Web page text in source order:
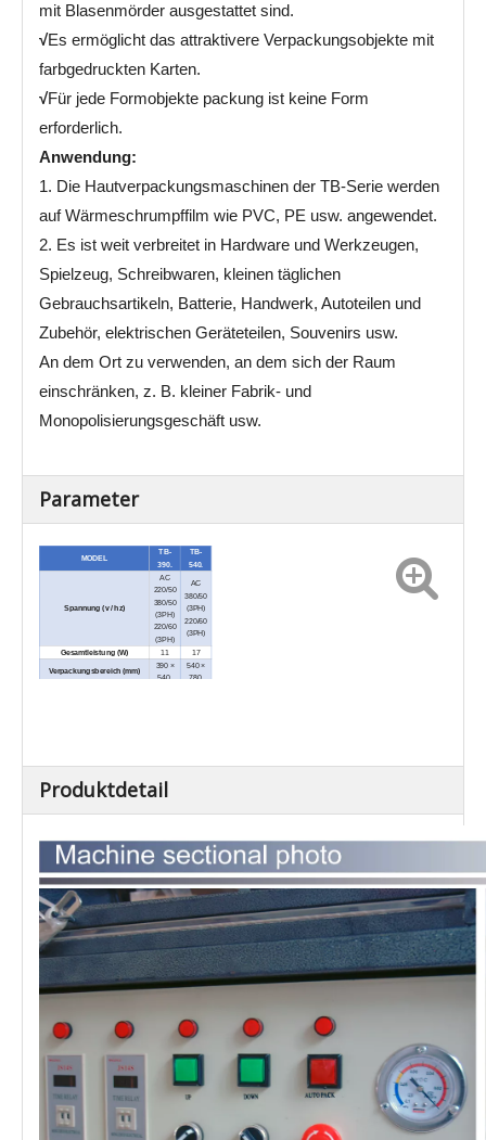
mit Blasenmörder ausgestattet sind.
√Es ermöglicht das attraktivere Verpackungsobjekte mit
farbgedruckten Karten.
√Für jede Formobjekte packung ist keine Form
erforderlich.
Anwendung:
1. Die Hautverpackungsmaschinen der TB-Serie werden
auf Wärmeschrumpffilm wie PVC, PE usw. angewendet.
2. Es ist weit verbreitet in Hardware und Werkzeugen,
Spielzeug, Schreibwaren, kleinen täglichen
Gebrauchsartikeln, Batterie, Handwerk, Autoteilen und
Zubehör, elektrischen Geräteteilen, Souvenirs usw.
An dem Ort zu verwenden, an dem sich der Raum
einschränken, z. B. kleiner Fabrik- und
Monopolisierungsgeschäft usw.
Parameter
MODEL
TB-
390.
TB-
540.
Spannung (v / hz)
AC
220/50
380/50
(3PH)
220/60
(3PH)
AC
380/50
(3PH)
220/60
(3PH)
Gesamtleistung (W) 11 17
Verpackungsbereich (mm)
390 ×
540.
540 ×
780.
605 ×
760 ×
Nettogewicht / kg)
Produktdetail